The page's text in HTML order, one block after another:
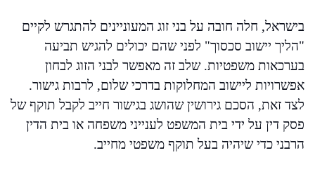
בישראל, חלה חובה על בני זוג המעוניינים להתגרש לקיים
"הליך יישוב סכסוך" לפני שהם יכולים להגיש תביעה
בערכאות משפטיות. שלב זה מאפשר לבני הזוג לבחון
אפשרויות ליישוב המחלוקות בדרכי שלום, לרבות גישור.
לצד זאת, הסכם גירושין שהושג בגישור חייב לקבל תוקף של
פסק דין על ידי בית המשפט לענייני משפחה או בית הדין
הרבני כדי שיהיה בעל תוקף משפטי מחייב.